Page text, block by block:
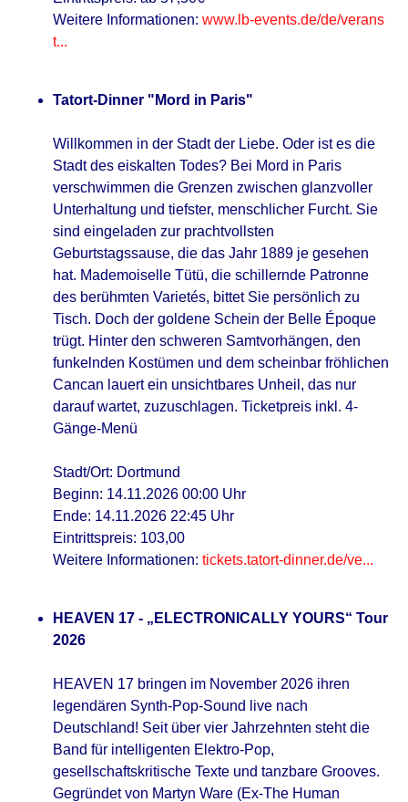
Weitere Informationen: www.lb-events.de/de/verans
t...
Tatort-Dinner "Mord in Paris"
Willkommen in der Stadt der Liebe. Oder ist es die
Stadt des eiskalten Todes? Bei Mord in Paris
verschwimmen die Grenzen zwischen glanzvoller
Unterhaltung und tiefster, menschlicher Furcht. Sie
sind eingeladen zur prachtvollsten
Geburtstagssause, die das Jahr 1889 je gesehen
hat. Mademoiselle Tütü, die schillernde Patronne
des berühmten Varietés, bittet Sie persönlich zu
Tisch. Doch der goldene Schein der Belle Époque
trügt. Hinter den schweren Samtvorhängen, den
funkelnden Kostümen und dem scheinbar fröhlichen
Cancan lauert ein unsichtbares Unheil, das nur
darauf wartet, zuzuschlagen. Ticketpreis inkl. 4-
Gänge-Menü
Stadt/Ort: Dortmund
Beginn: 14.11.2026 00:00 Uhr
Ende: 14.11.2026 22:45 Uhr
Eintrittspreis: 103,00
Weitere Informationen: tickets.tatort-dinner.de/ve...
HEAVEN 17 - „ELECTRONICALLY YOURS“ Tour
2026
HEAVEN 17 bringen im November 2026 ihren
legendären Synth-Pop-Sound live nach
Deutschland! Seit über vier Jahrzehnten steht die
Band für intelligenten Elektro-Pop,
gesellschaftskritische Texte und tanzbare Grooves.
Gegründet von Martyn Ware (Ex-The Human